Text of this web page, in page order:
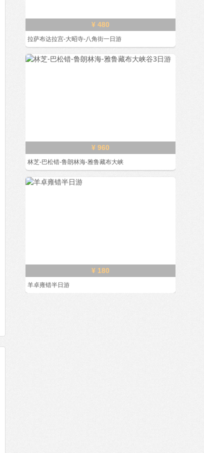
¥ 480
拉萨布达拉宫-大昭寺-八角街一日游
¥ 960
林芝-巴松错-鲁朗林海-雅鲁藏布大峡
¥ 180
羊卓雍错半日游